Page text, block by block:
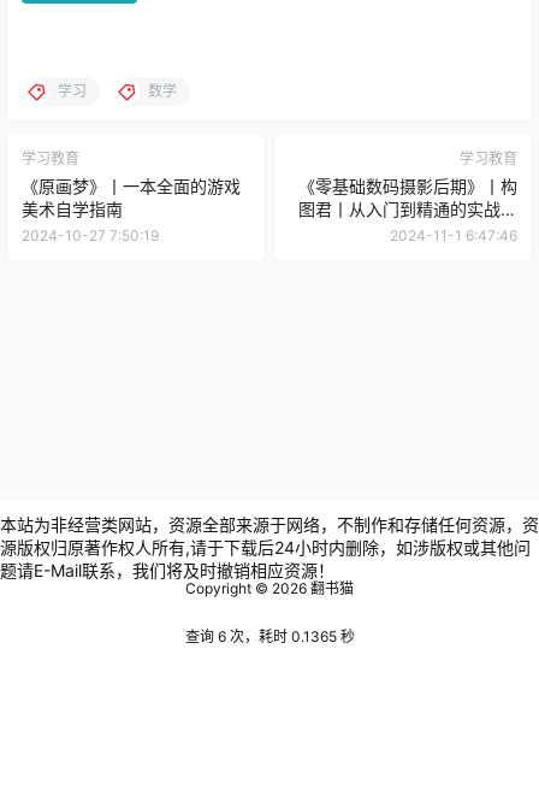
学习 数学
学习教育
《原画梦》丨一本全面的游戏
美术自学指南
2024-10-27 7:50:19
学习教育
《零基础数码摄影后期》丨构
图君丨从入门到精通的实战指
南
2024-11-1 6:47:46
本站为非经营类网站，资源全部来源于网络，不制作和存储任何资源，资
源版权归原著作权人所有,请于下载后24小时内删除，如涉版权或其他问
题请E-Mail联系，我们将及时撤销相应资源！
Copyright © 2026 翻书猫
查询 6 次，耗时 0.1365 秒